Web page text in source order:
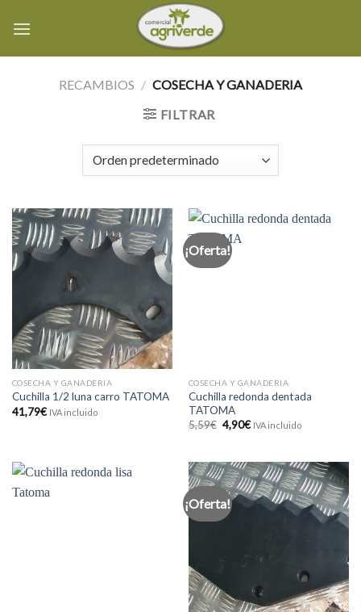
RECAMBIOS / COSECHA Y GANADERIA
FILTRAR
COSECHA Y GANADERIA
Cuchilla 1/2 luna carro TATOMA
41,79€ IVA incluido
¡Oferta!
COSECHA Y GANADERIA
Cuchilla redonda dentada
TATOMA
5,59€ El
precio
5,59€.
4,90€El
4,90€.
IVA incluido
¡Oferta!